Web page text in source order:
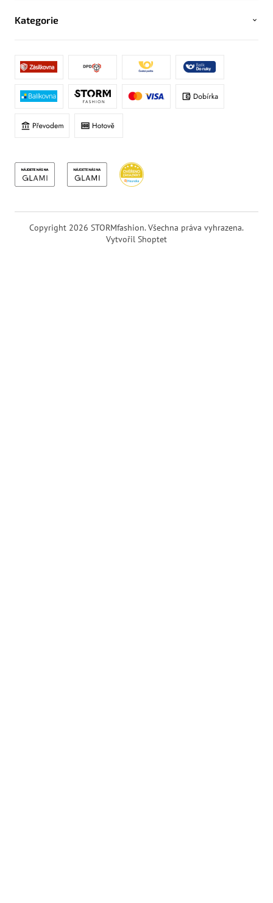
Kategorie
Vytvořil Shoptet
Copyright 2026 STORMfashion. Všechna práva vyhrazena.